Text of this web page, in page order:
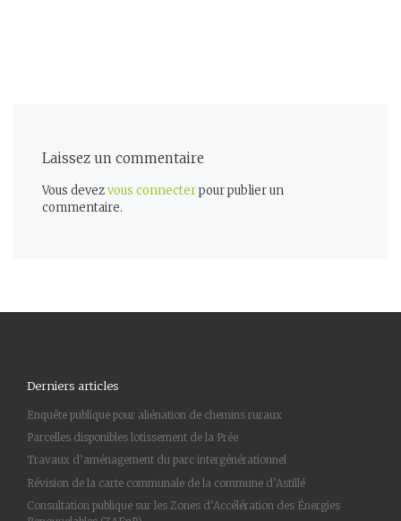
Laissez un commentaire
Vous devezvous connecterpour publier un
commentaire.
Derniers articles
Enquête publique pour aliénation de chemins ruraux
Parcelles disponibles lotissement de la Prée
Travaux d’aménagement du parc intergénérationnel
Révision de la carte communale de la commune d’Astillé
Consultation publique sur les Zones d’Accélération des Énergies